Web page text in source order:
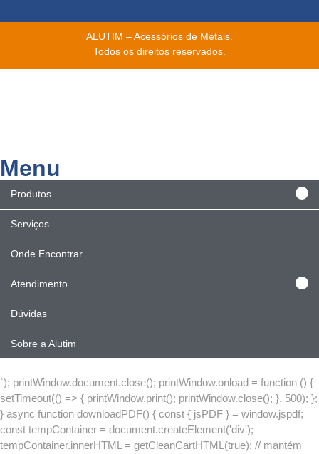
ALUTIM – Acessórios de Metais.
Todos os direitos reservados.
Menu
Produtos
Serviços
Onde Encontrar
Atendimento
Dúvidas
Sobre a Alutim
`); printWindow.document.close(); printWindow.onload = function () {
setTimeout(() => { printWindow.print(); printWindow.close(); }, 500); };
} async function downloadPDF() { const { jsPDF } = window.jspdf;
const tempContainer = document.createElement('div');
tempContainer.innerHTML = getCleanCartHTML(true); // mantém